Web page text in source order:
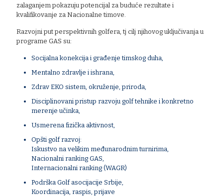
zalaganjem pokazuju potencijal za buduće rezultate i
kvalifikovanje za Nacionalne timove.
Razvojni put perspektivnih golfera, tj cilj njihovog uključivanja u
programe GAS su:
Socijalna konekcija i građenje timskog duha,
Mentalno zdravlje i ishrana,
Zdrav EKO sistem, okruženje, priroda,
Disciplinovani pristup razvoju golf tehnike i konkretno
merenje učinka,
Usmerena fizička aktivnost,
Opšti golf razvoj:
Iskustvo na velikim međunarodnim turnirima,
Nacionalni ranking GAS,
Internacionalni ranking (WAGR)
Podrška Golf asocijacije Srbije,
Koordinacija, raspis, prijave